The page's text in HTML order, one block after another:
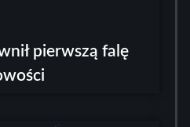
pierwszą falę